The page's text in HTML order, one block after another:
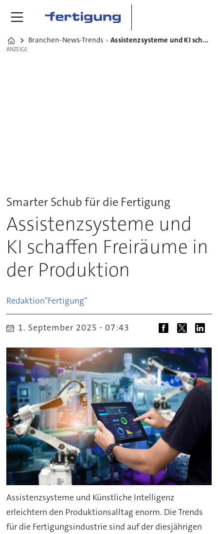
Home
Branchen-News-Trends Assistenzsysteme und KI schaffen Freiräume in der Produktion
ANZEIGE
ANZEIGE
Smarter Schub für die Fertigung
Assistenzsysteme und
KI schaffen Freiräume in
der Produktion
Redaktion"Fertigung"
1. September 2025 - 07:43
Assistenzsysteme und Künstliche Intelligenz
erleichtern den Produktionsalltag enorm. Die Trends
für die Fertigungsindustrie sind auf der diesjährigen